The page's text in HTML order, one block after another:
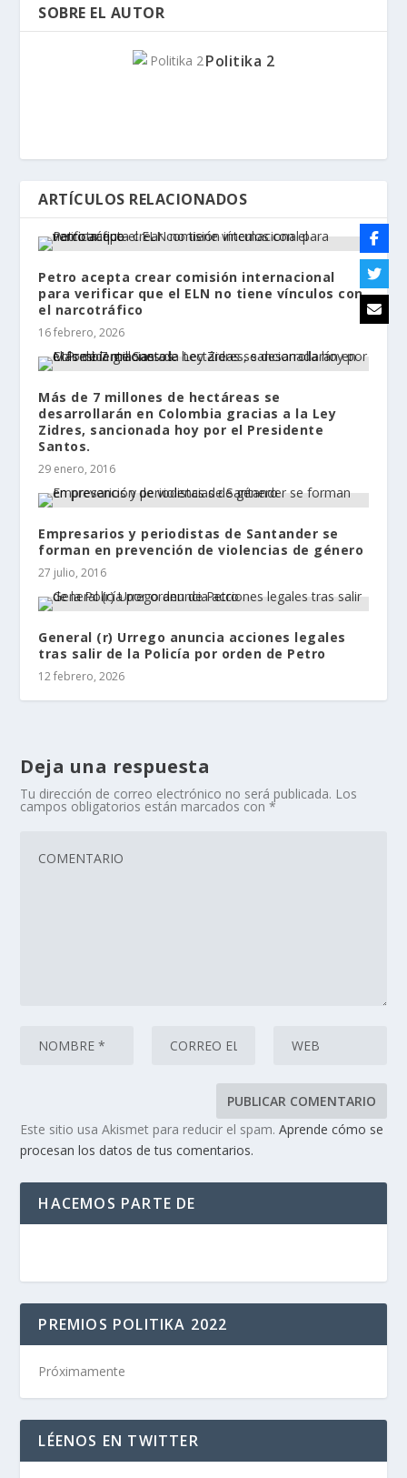
SOBRE EL AUTOR
Politika 2
ARTÍCULOS RELACIONADOS
Petro acepta crear comisión internacional
para verificar que el ELN no tiene vínculos con
el narcotráfico
16 febrero, 2026
Más de 7 millones de hectáreas se
desarrollarán en Colombia gracias a la Ley
Zidres, sancionada hoy por el Presidente
Santos.
29 enero, 2016
Empresarios y periodistas de Santander se
forman en prevención de violencias de género
27 julio, 2016
General (r) Urrego anuncia acciones legales
tras salir de la Policía por orden de Petro
12 febrero, 2026
Deja una respuesta
Tu dirección de correo electrónico no será publicada. Los
campos obligatorios están marcados con*
Este sitio usa Akismet para reducir el spam.Aprende cómo se
procesan los datos de tus comentarios.
HACEMOS PARTE DE
PREMIOS POLITIKA 2022
Próximamente
LÉENOS EN TWITTER